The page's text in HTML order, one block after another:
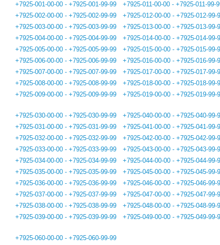
+7925-001-00-00 - +7925-001-99-99
+7925-002-00-00 - +7925-002-99-99
+7925-003-00-00 - +7925-003-99-99
+7925-004-00-00 - +7925-004-99-99
+7925-005-00-00 - +7925-005-99-99
+7925-006-00-00 - +7925-006-99-99
+7925-007-00-00 - +7925-007-99-99
+7925-008-00-00 - +7925-008-99-99
+7925-009-00-00 - +7925-009-99-99
+7925-011-00-00 - +7925-011-99-
+7925-012-00-00 - +7925-012-99-
+7925-013-00-00 - +7925-013-99-
+7925-014-00-00 - +7925-014-99-
+7925-015-00-00 - +7925-015-99-
+7925-016-00-00 - +7925-016-99-
+7925-017-00-00 - +7925-017-99-
+7925-018-00-00 - +7925-018-99-
+7925-019-00-00 - +7925-019-99-
+7925-030-00-00 - +7925-030-99-99
+7925-031-00-00 - +7925-031-99-99
+7925-032-00-00 - +7925-032-99-99
+7925-033-00-00 - +7925-033-99-99
+7925-034-00-00 - +7925-034-99-99
+7925-035-00-00 - +7925-035-99-99
+7925-036-00-00 - +7925-036-99-99
+7925-037-00-00 - +7925-037-99-99
+7925-038-00-00 - +7925-038-99-99
+7925-039-00-00 - +7925-039-99-99
+7925-040-00-00 - +7925-040-99-
+7925-041-00-00 - +7925-041-99-
+7925-042-00-00 - +7925-042-99-
+7925-043-00-00 - +7925-043-99-
+7925-044-00-00 - +7925-044-99-
+7925-045-00-00 - +7925-045-99-
+7925-046-00-00 - +7925-046-99-
+7925-047-00-00 - +7925-047-99-
+7925-048-00-00 - +7925-048-99-
+7925-049-00-00 - +7925-049-99-
+7925-060-00-00 - +7925-060-99-99